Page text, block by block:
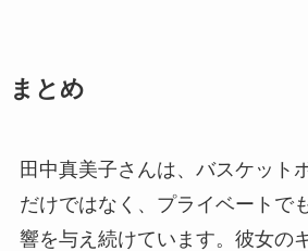
まとめ
田中真美子さんは、バスケット
だけではなく、プライベートで
響を与え続けています。彼女の